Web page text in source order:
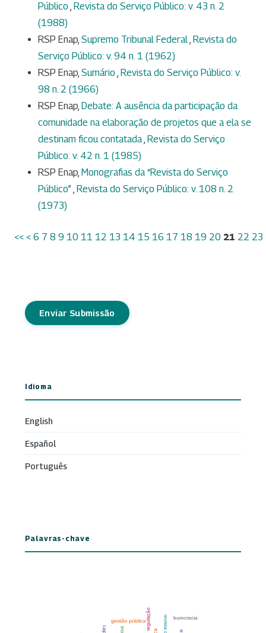
Público , Revista do Serviço Público: v. 43 n. 2
(1988)
RSP Enap, Supremo Tribunal Federal, Revista do
Serviço Público: v. 94 n. 1 (1962)
RSP Enap, Sumário , Revista do Serviço Público: v.
98 n. 2 (1966)
RSP Enap, Debate: A ausência da participação da
comunidade na elaboração de projetos que a ela se
destinam ficou contatada, Revista do Serviço
Público: v. 42 n. 1 (1985)
RSP Enap, Monografias da “Revista do Serviço
Público” , Revista do Serviço Público: v. 108 n. 2
(1973)
<< < 6 7 8 9 10 11 12 13 14 15 16 17 18 19 20 21 22 23
Enviar Submissão
Idioma
English
Español
Português
Palavras-chave